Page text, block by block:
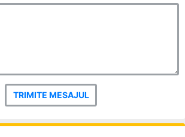
TRIMITE MESAJUL